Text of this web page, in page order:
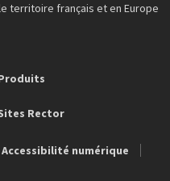
territoire français et en Europe
Rector
Accessibilité numérique